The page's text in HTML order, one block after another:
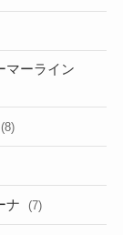
マーライン
(8)
ナ (7)